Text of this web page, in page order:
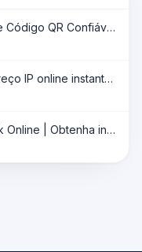
Procurando um Gerador de Código QR Confiável?
Como encontrar seu endereço IP online instantaneamente?
Encontre o ID do Facebook Online | Obtenha instantaneamente o ID do perfil, página e grupo